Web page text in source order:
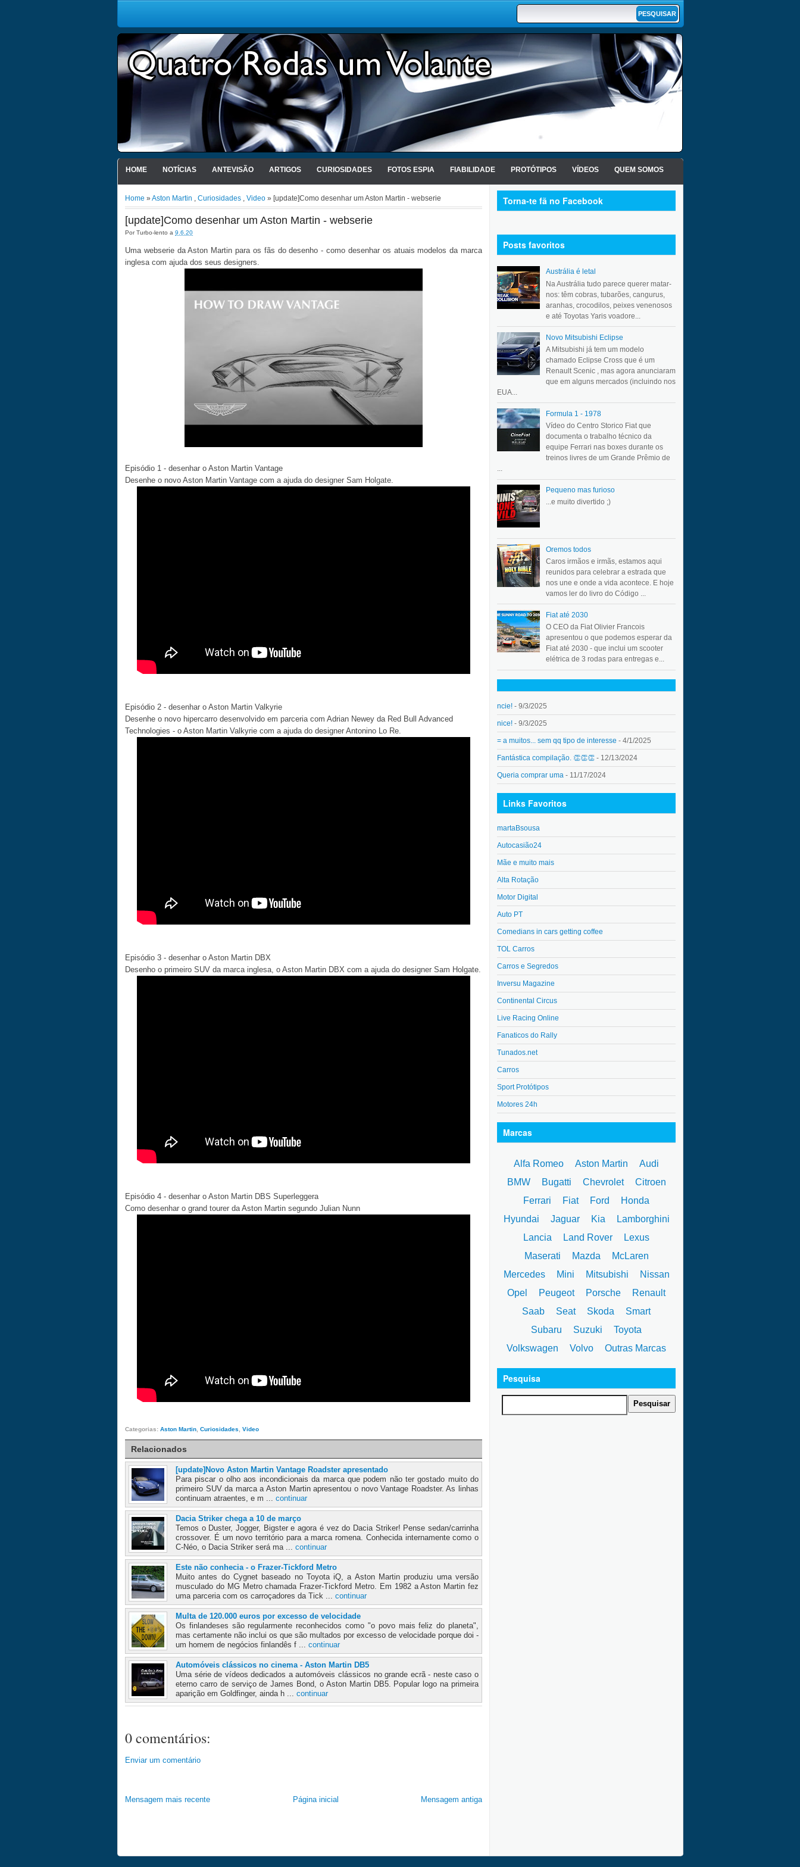
HOME NOTÍCIAS ANTEVISÃO ARTIGOS CURIOSIDADES FOTOS ESPIA FIABILIDADE PROTÓTIPOS VÍDEOS QUEM SOMOS
Home » Aston Martin , Curiosidades , Video » [update]Como desenhar um Aston Martin - webserie
[update]Como desenhar um Aston Martin - webserie
PorTurbo-lento a 9.6.20
Uma webserie da Aston Martin para os fãs do desenho - como desenhar os atuais modelos da marca
inglesa com ajuda dos seus designers.
Episódio 1 - desenhar o Aston Martin Vantage
Desenhe o novo Aston Martin Vantage com a ajuda do designer Sam Holgate.
Episódio 2 - desenhar o Aston Martin Valkyrie
Desenhe o novo hipercarro desenvolvido em parceria com Adrian Newey da Red Bull Advanced
Technologies - o Aston Martin Valkyrie com a ajuda do designer Antonino Lo Re.
Episódio 3 - desenhar o Aston Martin DBX
Desenho o primeiro SUV da marca inglesa, o Aston Martin DBX com a ajuda do designer Sam Holgate.
Episódio 4 - desenhar o Aston Martin DBS Superleggera
Como desenhar o grand tourer da Aston Martin segundo Julian Nunn
Categorias: Aston Martin Curiosidades Video
Relacionados
[update]Novo Aston Martin Vantage Roadster apresentado
Para piscar o olho aos incondicionais da marca que podem não ter gostado muito do
primeiro SUV da marca a Aston Martin apresentou o novo Vantage Roadster. As linhas
continuam atraentes, e m ... continuar
Dacia Striker chega a 10 de março
Temos o Duster, Jogger, Bigster e agora é vez do Dacia Striker! Pense sedan/carrinha
crossover. É um novo território para a marca romena. Conhecida internamente como o
C-Néo, o Dacia Striker será ma ... continuar
Este não conhecia - o Frazer-Tickford Metro
Muito antes do Cygnet baseado no Toyota iQ, a Aston Martin produziu uma versão
musculado do MG Metro chamada Frazer-Tickford Metro. Em 1982 a Aston Martin fez
uma parceria com os carroçadores da Tick ... continuar
Multa de 120.000 euros por excesso de velocidade
Os finlandeses são regularmente reconhecidos como "o povo mais feliz do planeta",
mas certamente não inclui os que são multados por excesso de velocidade porque doi -
um homem de negócios finlandês f ... continuar
Automóveis clássicos no cinema - Aston Martin DB5
Uma série de vídeos dedicados a automóveis clássicos no grande ecrã - neste caso o
eterno carro de serviço de James Bond, o Aston Martin DB5. Popular logo na primeira
aparição em Goldfinger, ainda h ... continuar
0 comentários:
Enviar um comentário
Mensagem mais recente Mensagem antiga
Página inicial
Torna-te fã no Facebook
Posts favoritos
Austrália é letal
Na Austrália tudo parece querer matar-
nos: têm cobras, tubarões, cangurus,
aranhas, crocodilos, peixes venenosos
e até Toyotas Yaris voadore...
Novo Mitsubishi Eclipse
A Mitsubishi já tem um modelo
chamado Eclipse Cross que é um
Renault Scenic , mas agora anunciaram
que em alguns mercados (incluindo nos
EUA...
Formula 1 - 1978
Vídeo do Centro Storico Fiat que
documenta o trabalho técnico da
equipe Ferrari nas boxes durante os
treinos livres de um Grande Prêmio de
...
Pequeno mas furioso
...e muito divertido ;)
Oremos todos
Caros irmãos e irmãs, estamos aqui
reunidos para celebrar a estrada que
nos une e onde a vida acontece. E hoje
vamos ler do livro do Código ...
Fiat até 2030
O CEO da Fiat Olivier Francois
apresentou o que podemos esperar da
Fiat até 2030 - que inclui um scooter
elétrica de 3 rodas para entregas e...
ncie! - 9/3/2025
nice! - 9/3/2025
= a muitos... sem qq tipo de interesse - 4/1/2025
Fantástica compilação. 👏👏👏 - 12/13/2024
Queria comprar uma - 11/17/2024
Links Favoritos
martaBsousa
Autocasião24
Mãe e muito mais
Alta Rotação
Motor Digital
Auto PT
Comedians in cars getting coffee
TOL Carros
Carros e Segredos
Inversu Magazine
Continental Circus
Live Racing Online
Fanaticos do Rally
Tunados.net
Carros
Sport Protótipos
Motores 24h
Marcas
Alfa Romeo Aston Martin
Audi
BMW
Bugatti Chevrolet
Citroen
Ferrari
Fiat Ford
Honda
Hyundai
Jaguar Kia
Lamborghini
Lancia
Land Rover
Lexus
Maserati
Mazda
McLaren
Mercedes
Mini Mitsubishi
Nissan
Opel
Peugeot Porsche
Renault
Saab
Seat Skoda
Smart
Subaru
Suzuki
Toyota
Volkswagen
Volvo Outras Marcas
Pesquisa